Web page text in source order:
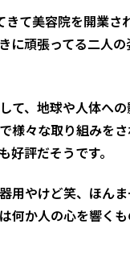
きて美容院を開業
頑張ってる二人
て、地球や人体への
様々な取り組みを
好評だそうです。
用やけど笑、ほん
何か人の心を響くも